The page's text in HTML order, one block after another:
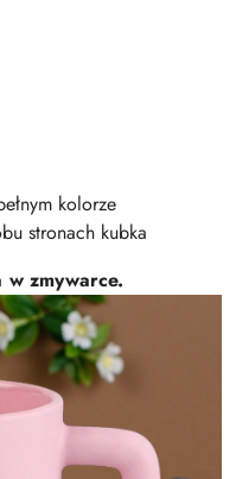
kolorze
stronach kubka
zmywarce.